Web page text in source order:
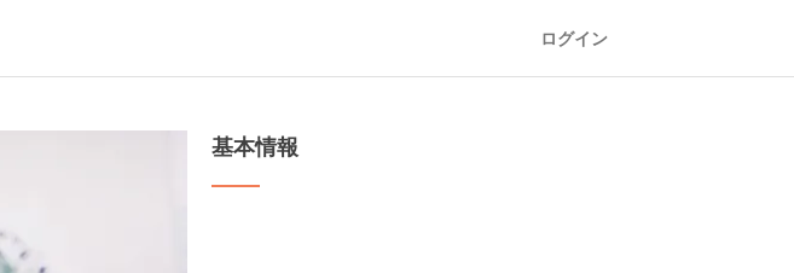
ログイン
基本情報